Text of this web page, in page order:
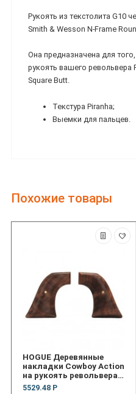
Рукоять из текстолита G10
Smith & Wesson N-Frame
Она предназначена для
рукоять вашего
Square Butt.
Текстура Piranha;
Выемки для пальцев.
Похожие товары
HOGUE Деревянные
накладки Cowboy Action
на рукоять револьвера
Ruger Spr BlkHwk
5529.48 Р